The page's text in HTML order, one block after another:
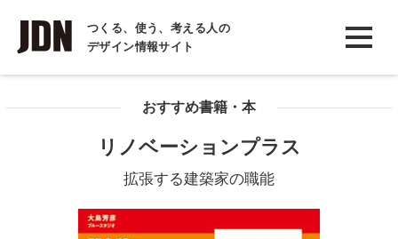
つくる、使う、考える人の
デザイン情報サイト
INTERVIEW
インタビュー
COLUMN
おすすめ書籍・本
リノベーションプラス
拡張する建築家の職能